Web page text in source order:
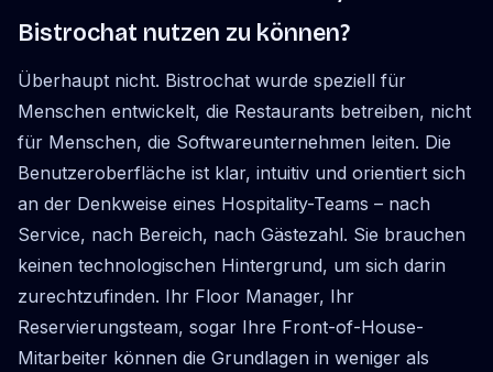
Bistrochat nutzen zu können?
Überhaupt nicht. Bistrochat wurde speziell für
Menschen entwickelt, die Restaurants betreiben, nicht
für Menschen, die Softwareunternehmen leiten. Die
Benutzeroberfläche ist klar, intuitiv und orientiert sich
an der Denkweise eines Hospitality-Teams – nach
Service, nach Bereich, nach Gästezahl. Sie brauchen
keinen technologischen Hintergrund, um sich darin
zurechtzufinden. Ihr Floor Manager, Ihr
Reservierungsteam, sogar Ihre Front-of-House-
Mitarbeiter können die Grundlagen in weniger als